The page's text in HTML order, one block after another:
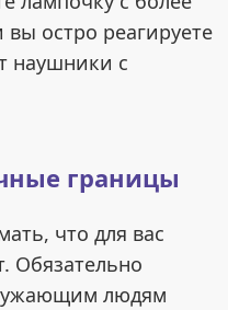
остро реагируете
наушники с
границы
что для вас
Обязательно
людям